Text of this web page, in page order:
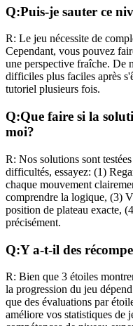
Q:Puis-je sauter ce
R: Le jeu nécessite de
Cependant, vous pouvez
une perspective fraîche. De
difficiles plus faciles après
tutoriel plusieurs fois.
Q:Que faire si la
moi?
R: Nos solutions sont
difficultés, essayez: (1)
chaque mouvement
comprendre la logique, (3)
position de plateau exacte,
précisément.
Q:Y a-t-il des
R: Bien que 3 étoiles
la progression du jeu
que des évaluations par
améliore vos statistiques de